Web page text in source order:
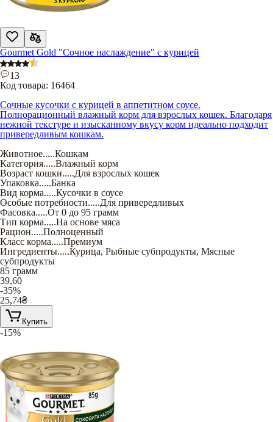
Gourmet Gold "Сочное наслаждение" с курицей
13
Код товара: 16464
Сочные кусочки с курицей в аппетитном соусе.
Полнорационный влажный корм для взрослых кошек. Благодаря
нежной текстуре и изысканному вкусу корм идеально подходит
привередливым кошкам.
Животное.....Кошкам
Категория.....Влажный корм
Возраст кошки.....Для взрослых кошек
Упаковка.....Банка
Вид корма.....Кусочки в соусе
Особые потребности.....Для привередливых
Фасовка.....От 0 до 95 грамм
Тип корма.....На основе мяса
Рацион.....Полноценный
Класс корма.....Премиум
Ингредиенты.....Курица, Рыбные субпродукты, Мясные
субпродукты
85 грамм
39,60
-35%
25,74₴
Купить
-15%